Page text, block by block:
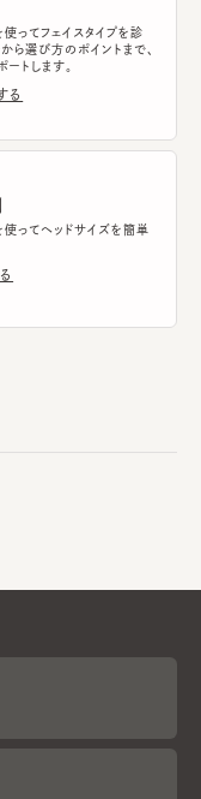
使ってフェイスタイプを診
ら選び方のポイントまで、
トします。
る
使ってヘッドサイズを簡単